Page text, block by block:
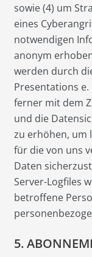
sowie (4) um
eines
notwendigen
anonym
werden durch
Presentations
ferner mit dem
und die
zu erhöhen, um
für die von uns
Daten
Server-Logfiles
betroffene
5.